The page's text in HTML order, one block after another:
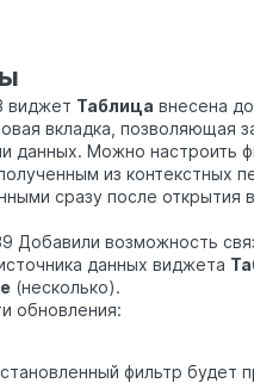
виджет Таблица внесена
вкладка, позволяющая
данных. Можно настроить
из контекстных
сразу после открытия
Добавили возможность
данных виджета
(несколько).
обновления:
фильтр будет